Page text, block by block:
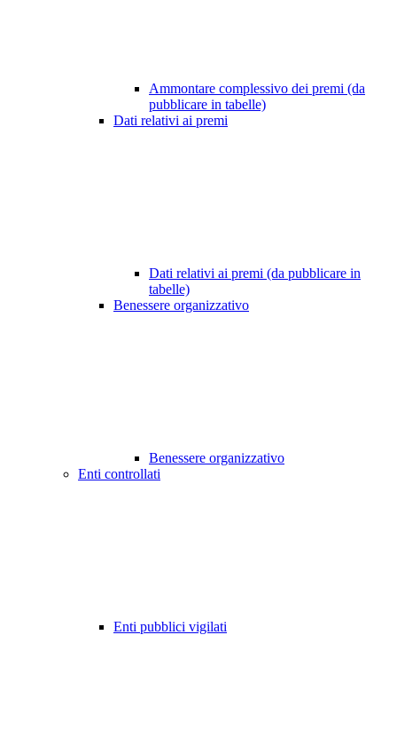
Ammontare complessivo dei premi (da
pubblicare in tabelle)
Dati relativi ai premi
Dati relativi ai premi (da pubblicare in
tabelle)
Benessere organizzativo
Benessere organizzativo
Enti controllati
Enti pubblici vigilati